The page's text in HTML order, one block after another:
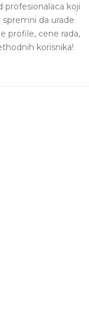
profesionalaca koji
da urade
profile, cene rada,
korisnika!